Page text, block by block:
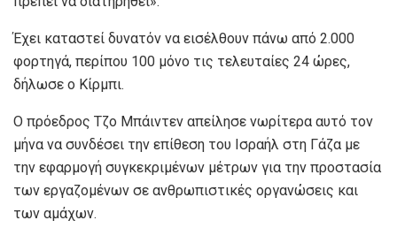
Έχει καταστεί δυνατόν να εισέλθουν πάνω από 2.000
φορτηγά, περίπου 100 μόνο τις τελευταίες 24 ώρες,
δήλωσε ο Κίρμπι.
Ο πρόεδρος Τζο Μπάιντεν απείλησε νωρίτερα αυτό τον
μήνα να συνδέσει την επίθεση του Ισραήλ στη Γάζα με
την εφαρμογή συγκεκριμένων μέτρων για την προστασία
των εργαζομένων σε ανθρωπιστικές οργανώσεις και
των αμάχων.